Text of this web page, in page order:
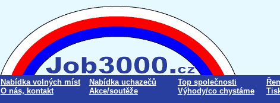
Nabídka volných míst Nabídka uchazečů Top společnosti
O nás, kontakt
Akce/soutěže Výhody/co chystáme